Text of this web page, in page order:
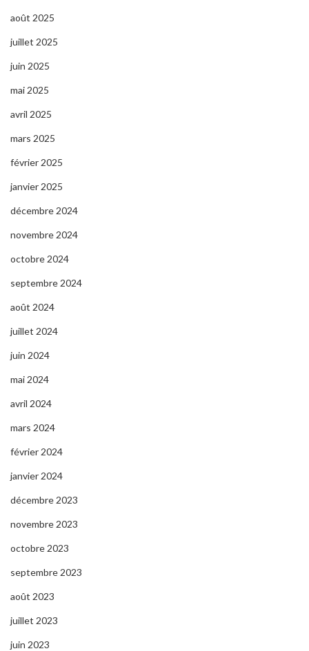
août 2025
juillet 2025
juin 2025
mai 2025
avril 2025
mars 2025
février 2025
janvier 2025
décembre 2024
novembre 2024
octobre 2024
septembre 2024
août 2024
juillet 2024
juin 2024
mai 2024
avril 2024
mars 2024
février 2024
janvier 2024
décembre 2023
novembre 2023
octobre 2023
septembre 2023
août 2023
juillet 2023
juin 2023